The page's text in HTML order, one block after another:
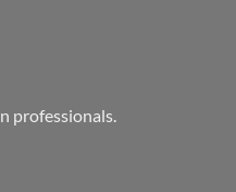
professionals.